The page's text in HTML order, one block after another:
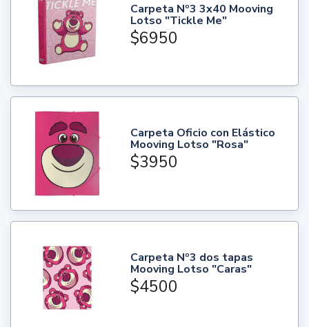
Carpeta Nº3 3x40 Mooving
Lotso "Tickle Me"
$6950
Carpeta Oficio con Elástico
Mooving Lotso "Rosa"
$3950
Carpeta Nº3 dos tapas
Mooving Lotso "Caras"
$4500